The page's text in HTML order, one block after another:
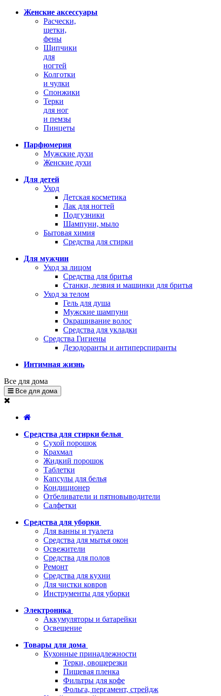
Женские аксессуары
Расчески,
щетки,
фены
Щипчики
для
ногтей
Колготки
и чулки
Спонжики
Терки
для ног
и пемзы
Пинцеты
Парфюмерия
Мужские духи
Женские духи
Для детей
Уход
Детская косметика
Лак для ногтей
Подгузники
Шампуни, мыло
Бытовая химия
Средства для стирки
Для мужчин
Уход за лицом
Средства для бритья
Станки, лезвия и машинки для бритья
Уход за телом
Гель для душа
Мужские шампуни
Окрашивание волос
Средства для укладки
Средства Гигиены
Дезодоранты и антиперспиранты
Интимная жизнь
Все для дома
Все для дома
Средства для стирки белья
Сухой порошок
Крахмал
Жидкий порошок
Таблетки
Капсулы для белья
Кондиционер
Отбеливатели и пятновыводители
Салфетки
Средства для уборки
Для ванны и туалета
Средства для мытья окон
Освежители
Средства для полов
Ремонт
Средства для кухни
Для чистки ковров
Инструменты для уборки
Электроника
Аккумуляторы и батарейки
Освещение
Товары для дома
Кухонные принадлежности
Терки, овощерезки
Пищевая пленка
Фильтры для кофе
Фольга, пергамент, стрейдж